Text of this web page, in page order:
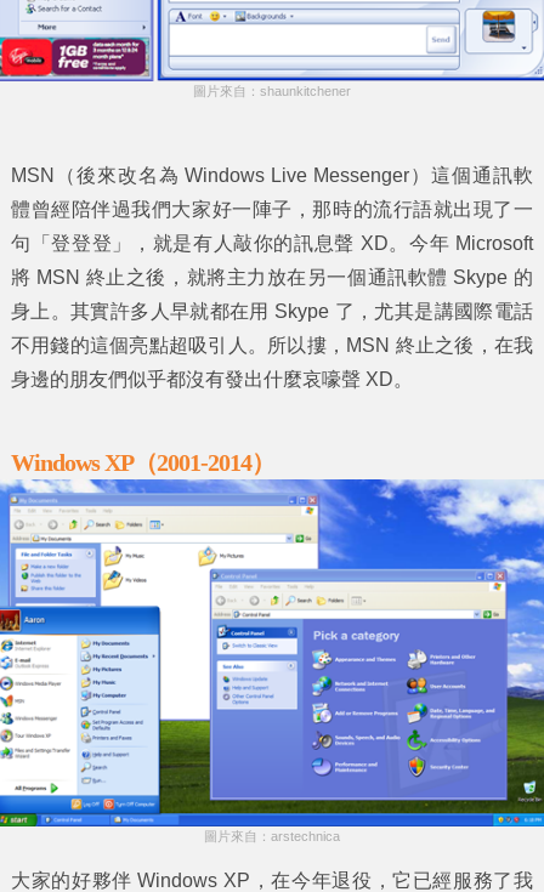
圖片來自：shaunkitchener
MSN（後來改名為 Windows Live Messenger）這個通訊軟
體曾經陪伴過我們大家好一陣子，那時的流行語就出現了一
句「登登登」，就是有人敲你的訊息聲 XD。今年 Microsoft
將 MSN 終止之後，就將主力放在另一個通訊軟體 Skype 的
身上。其實許多人早就都在用 Skype 了，尤其是講國際電話
不用錢的這個亮點超吸引人。所以摟，MSN 終止之後，在我
身邊的朋友們似乎都沒有發出什麼哀嚎聲 XD。
Windows XP（2001-2014）
圖片來自：arstechnica
大家的好夥伴 Windows XP，在今年退役，它已經服務了我